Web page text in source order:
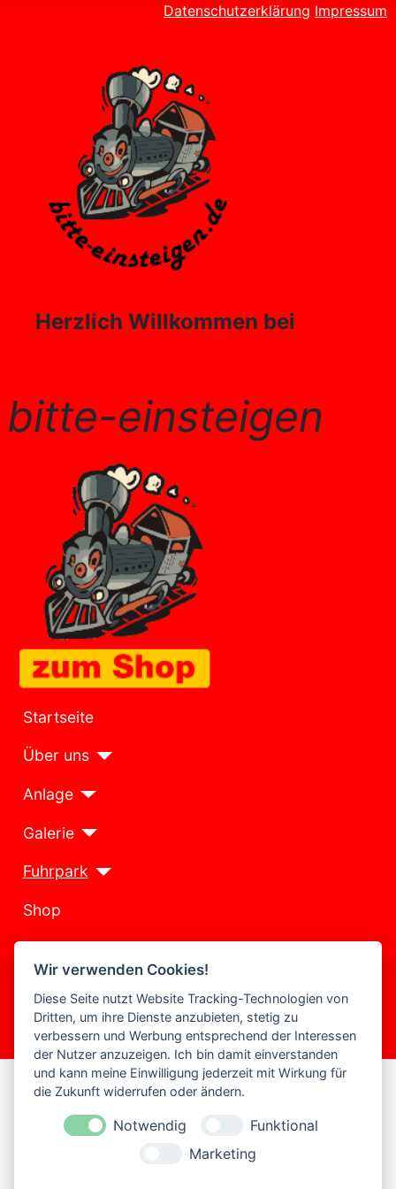
Datenschutzerklärung Impressum
Herzlich Willkommen bei
bitte-einsteigen
Startseite
Über uns
Anlage
Galerie
Fuhrpark
Shop
Historie
Insider Jahreswagen
Wir verwenden Cookies!
Diese Seite nutzt Website Tracking-Technologien von
Dritten, um ihre Dienste anzubieten, stetig zu
verbessern und Werbung entsprechend der Interessen
der Nutzer anzuzeigen. Ich bin damit einverstanden
und kann meine Einwilligung jederzeit mit Wirkung für
die Zukunft widerrufen oder ändern.
Notwendig
Funktional
Marketing